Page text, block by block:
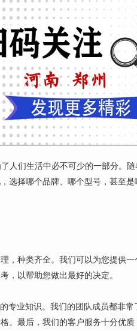
人们生活中必不可少的一部分。
选择哪个品牌、哪个型号，甚至
，种类齐全。我们可以为您提供
，以帮助您做出最好的决定。
专业知识。我们的团队成员都非
最后，我们的客户服务十分优质